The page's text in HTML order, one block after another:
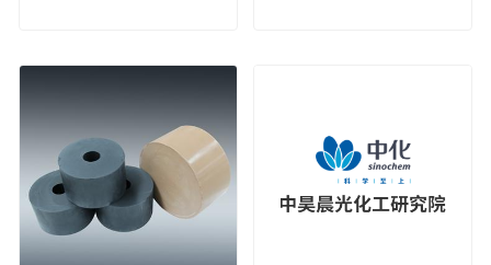
中昊晨光化工研究院有限公司
黎明化工研究设计院有限责任公司
昊华气体有限公司
中昊北方涂料工业研究设计院有限公司